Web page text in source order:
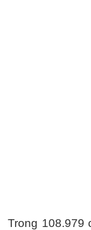
Trong 108.979